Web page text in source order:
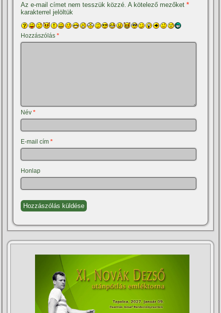
Az e-mail címet nem tesszük közzé. A kötelező mezőket*
karakterrel jelöltük
Hozzászólás*
Név*
E-mail cím*
Honlap